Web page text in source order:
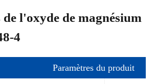
l'oxyde de magnésium
4
Paramètres du produit